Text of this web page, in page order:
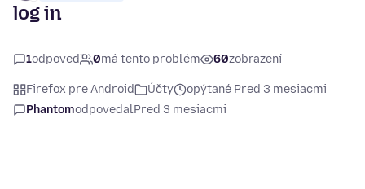
log in
1odpoveď 0má tento problém 60zobrazení
Firefox pre Android Účty
opýtané Pred 3 mesiacmi
PhantomodpovedalPred 3 mesiacmi